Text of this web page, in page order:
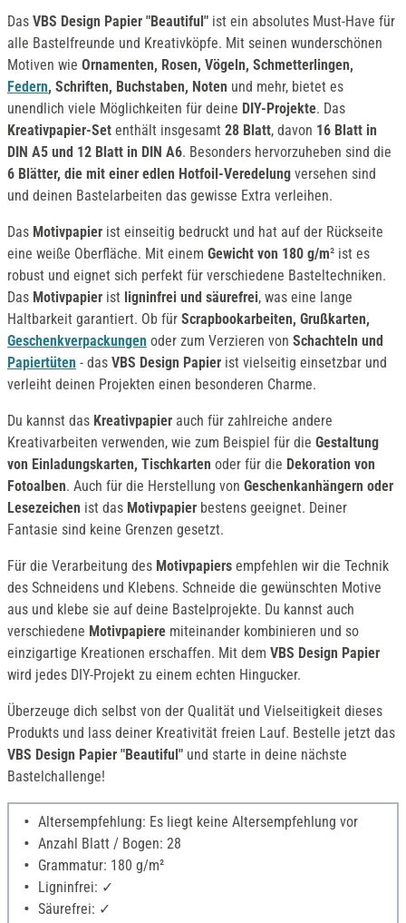
Das VBS Design Papier "Beautiful" ist ein absolutes Must-Have für
alle Bastelfreunde und Kreativköpfe. Mit seinen wunderschönen
Motiven wie Ornamenten, Rosen, Vögeln, Schmetterlingen,
Federn, Schriften, Buchstaben, Noten und mehr, bietet es
unendlich viele Möglichkeiten für deine DIY-Projekte. Das
Kreativpapier-Set enthält insgesamt 28 Blatt, davon 16 Blatt in
DIN A5 und 12 Blatt in DIN A6. Besonders hervorzuheben sind die
6 Blätter, die mit einer edlen Hotfoil-Veredelung versehen sind
und deinen Bastelarbeiten das gewisse Extra verleihen.
Das Motivpapier ist einseitig bedruckt und hat auf der Rückseite
eine weiße Oberfläche. Mit einem Gewicht von 180 g/m² ist es
robust und eignet sich perfekt für verschiedene Basteltechniken.
Das Motivpapier ist ligninfrei und säurefrei, was eine lange
Haltbarkeit garantiert. Ob für Scrapbookarbeiten, Grußkarten,
Geschenkverpackungen oder zum Verzieren von Schachteln und
Papiertüten - das VBS Design Papier ist vielseitig einsetzbar und
verleiht deinen Projekten einen besonderen Charme.
Du kannst das Kreativpapier auch für zahlreiche andere
Kreativarbeiten verwenden, wie zum Beispiel für die Gestaltung
von Einladungskarten, Tischkarten oder für die Dekoration von
Fotoalben. Auch für die Herstellung von Geschenkanhängern oder
Lesezeichen ist das Motivpapier bestens geeignet. Deiner
Fantasie sind keine Grenzen gesetzt.
Für die Verarbeitung des Motivpapiers empfehlen wir die Technik
des Schneidens und Klebens. Schneide die gewünschten Motive
aus und klebe sie auf deine Bastelprojekte. Du kannst auch
verschiedene Motivpapiere miteinander kombinieren und so
einzigartige Kreationen erschaffen. Mit dem VBS Design Papier
wird jedes DIY-Projekt zu einem echten Hingucker.
Überzeuge dich selbst von der Qualität und Vielseitigkeit dieses
Produkts und lass deiner Kreativität freien Lauf. Bestelle jetzt das
VBS Design Papier "Beautiful" und starte in deine nächste
Bastelchallenge!
Altersempfehlung: Es liegt keine Altersempfehlung vor
Anzahl Blatt / Bogen: 28
Grammatur: 180 g/m²
Ligninfrei: ✓
Säurefrei: ✓